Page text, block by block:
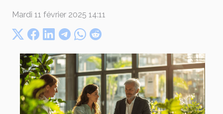
Mardi 11 février 2025 14:11